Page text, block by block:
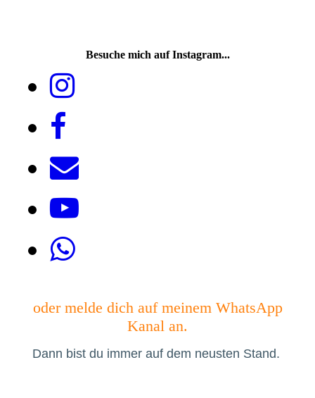
Besuche mich auf Instagram...
oder melde dich auf meinem WhatsApp
Kanal an.
Dann bist du immer auf dem neusten Stand.